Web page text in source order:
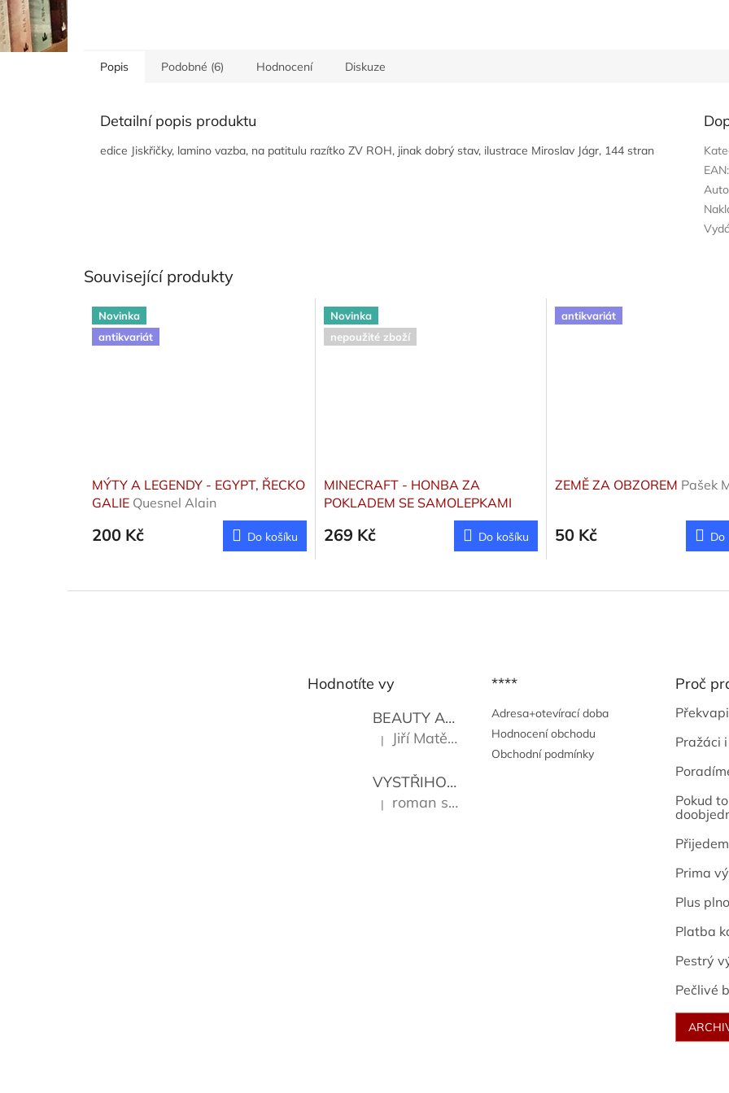
Popis Podobné (6) Hodnocení Diskuze
Detailní popis produktu
edice Jiskřičky, lamino vazba, na patitulu razítko ZV ROH, jinak dobrý stav, ilustrace Miroslav Jágr, 144 stran
EAN:
Související produkty
Novinka
antikvariát
MÝTY A LEGENDY - EGYPT, ŘECKO
GALIE Quesnel Alain
200 Kč Do košíku
Novinka
nepoužité zboží
MINECRAFT - HONBA ZA
POKLADEM SE SAMOLEPKAMI
269 Kč Do košíku
antikvariát
ZEMĚ ZA OBZOREM Pašek
50 Kč Do
Hodnotíte vy
BEAUTY AND THE BEAT
Go Go's
Hodnocení produktu je 5 z 5 hvězdiček.
| Jiří Matějů
VYSTŘIHOVÁNKY - PRAŽSKÉ PAMÁTKY Kropáček
Hodnocení produktu je 5 z 5 hvězdiček.
| roman sekanina
****
Adresa+otevírací doba
Hodnocení obchodu
Obchodní podmínky
Proč
Pražáci
Pokud
Prima
Plus
Platba
Pestrý
Pečlivé